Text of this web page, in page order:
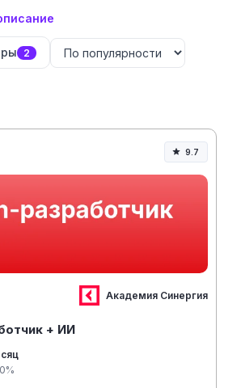
а умение строить
которую не придется
месяц.
2
интеллект
9.7
Академия Синергия
+ ИИ